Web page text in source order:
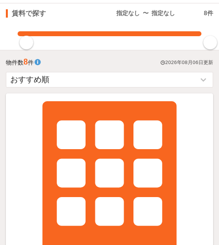
賃料で探す 指定なし 〜 指定なし 8件
物件数8件 2026年08月06日更新